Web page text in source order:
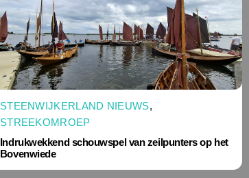
STEENWIJKERLAND NIEUWS,
STREEKOMROEP
Indrukwekkend schouwspel van zeilpunters op het
Bovenwiede